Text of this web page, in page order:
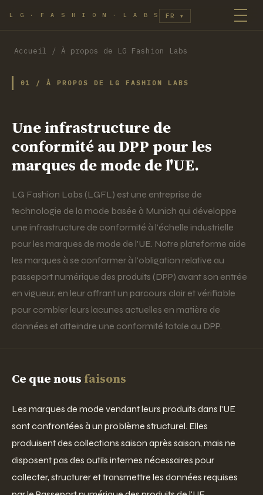
L G · F A S H I O N · L A B S FR ▾
Accueil / À propos de LG Fashion Labs
01 / À PROPOS DE LG FASHION LABS
Une infrastructure de
conformité au DPP pour les
marques de mode de l'UE.
LG Fashion Labs (LGFL) est une entreprise de
technologie de la mode basée à Munich qui développe
une infrastructure de conformité à l'échelle industrielle
pour les marques de mode de l'UE. Notre plateforme aide
les marques à se conformer à l'obligation relative au
passeport numérique des produits (DPP) avant son entrée
en vigueur, en leur offrant un parcours clair et vérifiable
pour combler leurs lacunes actuelles en matière de
données et atteindre une conformité totale au DPP.
Ce que nousfaisons
Les marques de mode vendant leurs produits dans l'UE
sont confrontées à un problème structurel. Elles
produisent des collections saison après saison, mais ne
disposent pas des outils internes nécessaires pour
collecter, structurer et transmettre les données requises